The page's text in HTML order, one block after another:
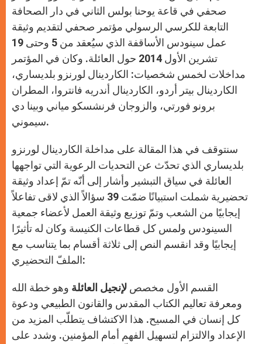
r
صحفي في قاعة يوحنا بولس الثاني في دار الصحافة
التابعة للكرسي الرسولي مؤتمر صحفي لتقديم وثيقة
عمل سينودس الأساقفة الذي سيُعقد من 5 وحتى 19
تشرين الأول 2014 حول العائلة. وكان في المؤتمر
مداخلات لخمس شخصيات: الكاردينال لورنزو بلديساري،
الكاردينال بيتر أردو، الكاردينال أندريه فانتروا، المطران
برونو فورتي، والزوجان فرنشسكو مياني وبينا دي
سيموني.
سنتوقف في هذا المقالة على مداخلة الكاردينال لورنزو
بلديساري الذي تحدّث عن التحديات الرعوية التي تواجهها
العائلة في سياق التبشير وأشار إلى أنّه تمّ إعداد وثيقة
تحضيرية شملت استبيانًا ضمّت 39 سؤالاً الذي لاقى تفاعلاً
إيجابيًا من الشعب وتمّ توزيع وثيقة العمل لأعضاء جمعية
السينودس ولمس كل قطاعات الكنيسة وكان له تأثيرًا
إيجابيًا وقد انقسم النص إلى ثلاثة أقسام بما يتناسب مع
الملفّ التحضيري:
القسم الأول مخصص لإنجيل العائلة وهو خطة الله
ومعرفة تعاليم الكتاب المقدس والقانون الطبيعي ودعوة
كل إنسان في المسيح. هذا الاكتشاف يتطلّب المزيد من
الإعداد والالتزام لتسهيل الفهم أمام المؤمنين. وشدد على